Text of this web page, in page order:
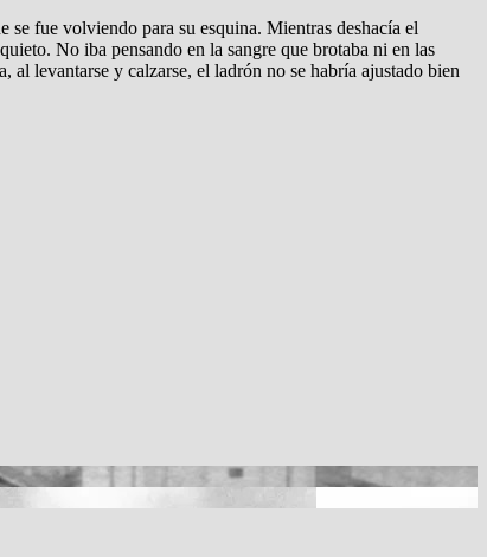
se fue volviendo para su esquina. Mientras deshacía el
No iba pensando en la sangre que brotaba ni en las
al levantarse y calzarse, el ladrón no se habría ajustado bien